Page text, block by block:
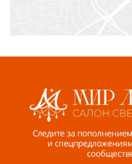
Пенза, ул. Пролетарская, 61
Миасс, ул. Романенко, 95